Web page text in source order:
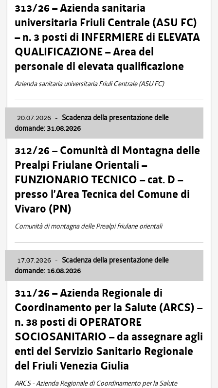
313/26 – Azienda sanitaria
universitaria Friuli Centrale (ASU FC)
– n. 3 posti di INFERMIERE di ELEVATA
QUALIFICAZIONE – Area del
personale di elevata qualificazione
Azienda sanitaria universitaria Friuli Centrale (ASU FC)
20.07.2026 - Scadenza della presentazione delle
domande: 31.08.2026
312/26 – Comunità di Montagna delle
Prealpi Friulane Orientali –
FUNZIONARIO TECNICO – cat. D –
presso l’Area Tecnica del Comune di
Vivaro (PN)
Comunità di montagna delle Prealpi friulane orientali
17.07.2026 - Scadenza della presentazione delle
domande: 16.08.2026
311/26 – Azienda Regionale di
Coordinamento per la Salute (ARCS) –
n. 38 posti di OPERATORE
SOCIOSANITARIO – da assegnare agli
enti del Servizio Sanitario Regionale
del Friuli Venezia Giulia
ARCS - Azienda Regionale di Coordinamento per la Salute